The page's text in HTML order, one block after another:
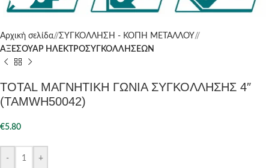
Αρχική σελίδα/ ΣΥΓΚΟΛΛΗΣΗ - ΚΟΠΗ ΜΕΤΑΛΛΟΥ/
ΑΞΕΣΟΥΑΡ ΗΛΕΚΤΡΟΣΥΓΚΟΛΛΗΣΕΩΝ
TOTAL ΜΑΓΝΗΤΙΚΗ ΓΩΝΙΑ ΣΥΓΚΟΛΛΗΣΗΣ 4″
(TAMWH50042)
€5.80
- +